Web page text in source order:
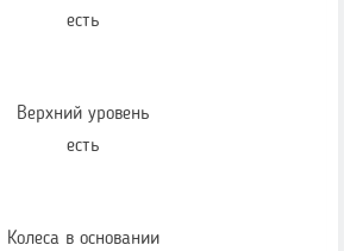
есть
Верхний уровень
есть
Колеса в основании